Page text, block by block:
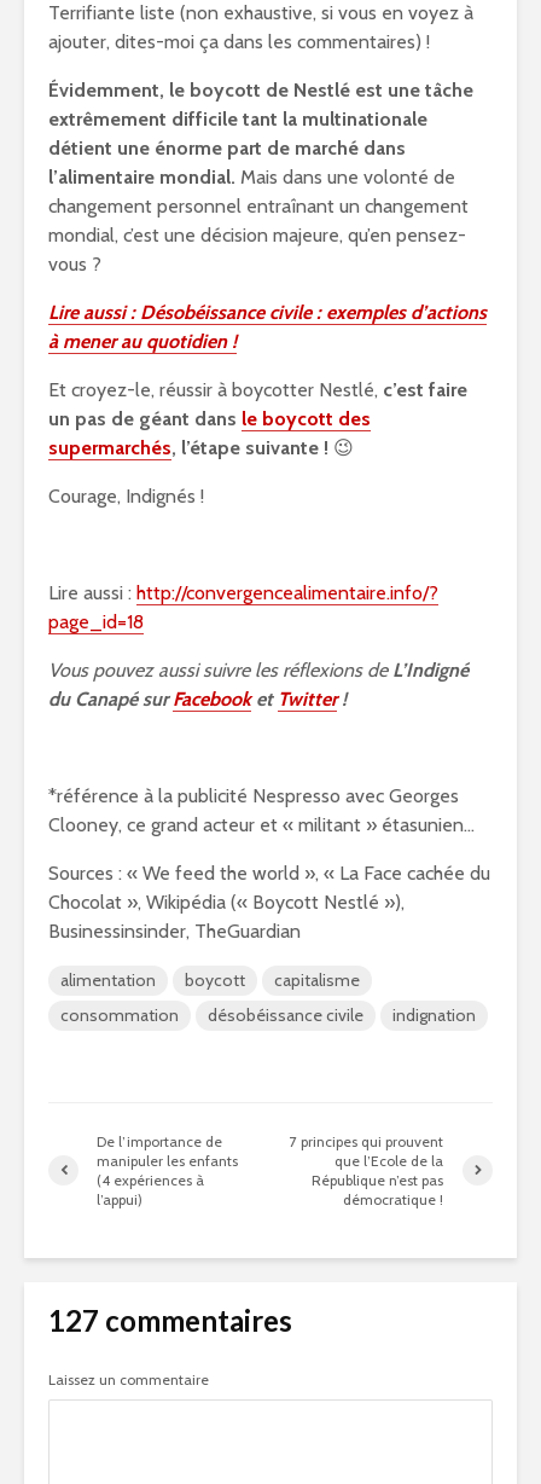
Terrifiante liste (non exhaustive, si vous en voyez à
ajouter, dites-moi ça dans les commentaires) !
Évidemment, le boycott de Nestlé est une tâche
extrêmement difficile tant la multinationale
détient une énorme part de marché dans
l’alimentaire mondial. Mais dans une volonté de
changement personnel entraînant un changement
mondial, c’est une décision majeure, qu’en pensez-
vous ?
Lire aussi : Désobéissance civile : exemples d’actions
à mener au quotidien !
Et croyez-le, réussir à boycotter Nestlé, c’est faire
un pas de géant dans le boycott des
supermarchés, l’étape suivante ! 😉
Courage, Indignés !
Lire aussi : http://convergencealimentaire.info/?
page_id=18
Vous pouvez aussi suivre les réflexions deL’Indigné
du Canapé surFacebooket Twitter!
*référence à la publicité Nespresso avec Georges
Clooney, ce grand acteur et « militant » étasunien…
Sources : « We feed the world », « La Face cachée du
Chocolat », Wikipédia (« Boycott Nestlé »),
Businessinsinder, TheGuardian
alimentation boycott
capitalisme
consommation
désobéissance civile indignation
De l’importance de
manipuler les enfants
(4 expériences à
l’appui)
7 principes qui prouvent
que l’Ecole de la
République n’est pas
démocratique !
127 commentaires
Laissez un commentaire